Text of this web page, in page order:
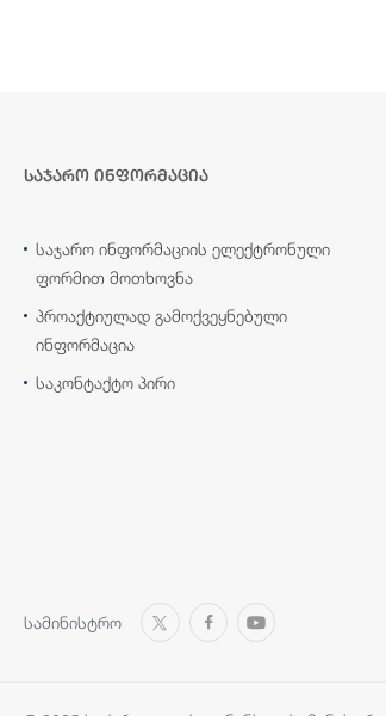
საჯარო ინფორმაცია
საჯარო ინფორმაციის ელექტრონული
ფორმით მოთხოვნა
პროაქტიულად გამოქვეყნებული
ინფორმაცია
საკონტაქტო პირი
სამინისტრო